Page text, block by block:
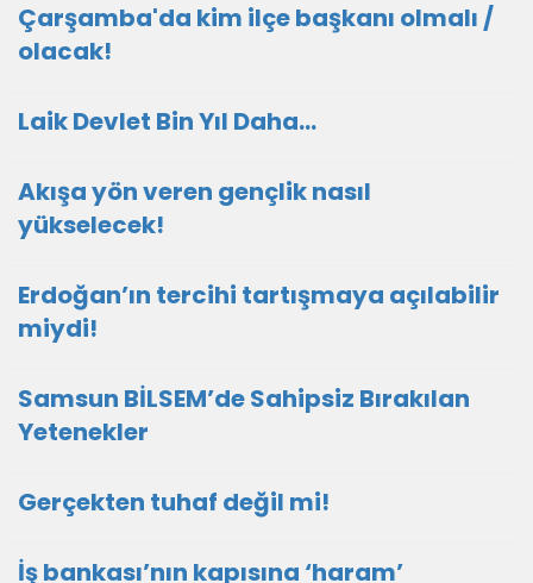
Çarşamba'da kim ilçe başkanı olmalı /
olacak!
Laik Devlet Bin Yıl Daha…
Akışa yön veren gençlik nasıl
yükselecek!
Erdoğan’ın tercihi tartışmaya açılabilir
miydi!
Samsun BİLSEM’de Sahipsiz Bırakılan
Yetenekler
Gerçekten tuhaf değil mi!
İş bankası’nın kapısına ‘haram’